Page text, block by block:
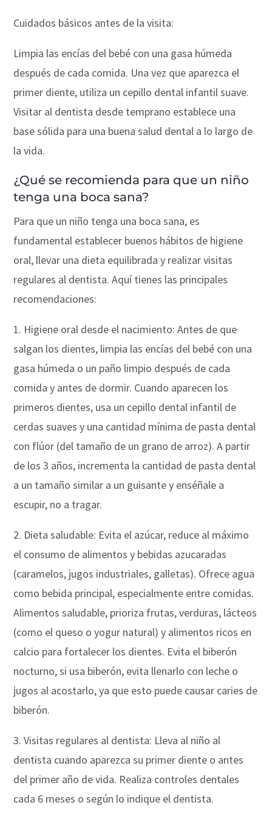
Cuidados básicos antes de la visita:
Limpia las encías del bebé con una gasa húmeda
después de cada comida. Una vez que aparezca el
primer diente, utiliza un cepillo dental infantil suave.
Visitar al dentista desde temprano establece una
base sólida para una buena salud dental a lo largo de
la vida.
¿Qué se recomienda para que un niño
tenga una boca sana?
Para que un niño tenga una boca sana, es
fundamental establecer buenos hábitos de higiene
oral, llevar una dieta equilibrada y realizar visitas
regulares al dentista. Aquí tienes las principales
recomendaciones:
1. Higiene oral desde el nacimiento: Antes de que
salgan los dientes, limpia las encías del bebé con una
gasa húmeda o un paño limpio después de cada
comida y antes de dormir. Cuando aparecen los
primeros dientes, usa un cepillo dental infantil de
cerdas suaves y una cantidad mínima de pasta dental
con flúor (del tamaño de un grano de arroz). A partir
de los 3 años, incrementa la cantidad de pasta dental
a un tamaño similar a un guisante y enséñale a
escupir, no a tragar.
2. Dieta saludable: Evita el azúcar, reduce al máximo
el consumo de alimentos y bebidas azucaradas
(caramelos, jugos industriales, galletas). Ofrece agua
como bebida principal, especialmente entre comidas.
Alimentos saludable, prioriza frutas, verduras, lácteos
(como el queso o yogur natural) y alimentos ricos en
calcio para fortalecer los dientes. Evita el biberón
nocturno, si usa biberón, evita llenarlo con leche o
jugos al acostarlo, ya que esto puede causar caries de
biberón.
3. Visitas regulares al dentista: Lleva al niño al
dentista cuando aparezca su primer diente o antes
del primer año de vida. Realiza controles dentales
cada 6 meses o según lo indique el dentista.